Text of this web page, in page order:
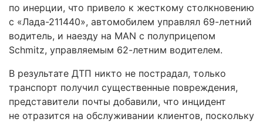
по инерции, что привело к жесткому столкновению
с «Лада-211440», автомобилем управлял 69-летний
водитель, и наезду на MAN с полуприцепом
Schmitz, управляемым 62-летним водителем.
В результате ДТП никто не пострадал, только
транспорт получил существенные повреждения,
представители почты добавили, что инцидент
не отразится на обслуживании клиентов, поскольку